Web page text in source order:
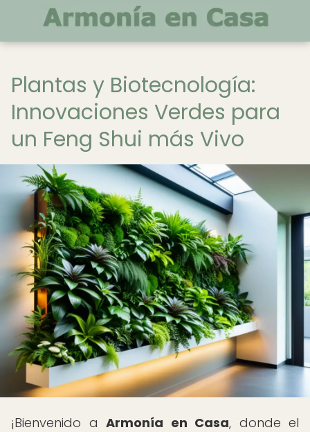
Plantas y Biotecnología:
Innovaciones Verdes para
un Feng Shui más Vivo
¡Bienvenido a Armonía en Casa, donde el